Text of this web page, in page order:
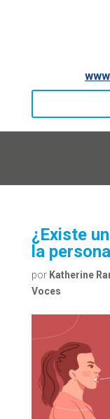
¿Existe
la
por Katherine
Voces